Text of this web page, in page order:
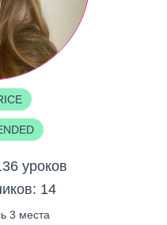
уроков
14
3 места